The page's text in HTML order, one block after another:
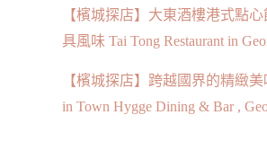
【檳城探店】大東酒樓港式點
具風味 Tai Tong Restaurant in
【檳城探店】跨越國界的精緻美
in Town Hygge Dining & Bar ,